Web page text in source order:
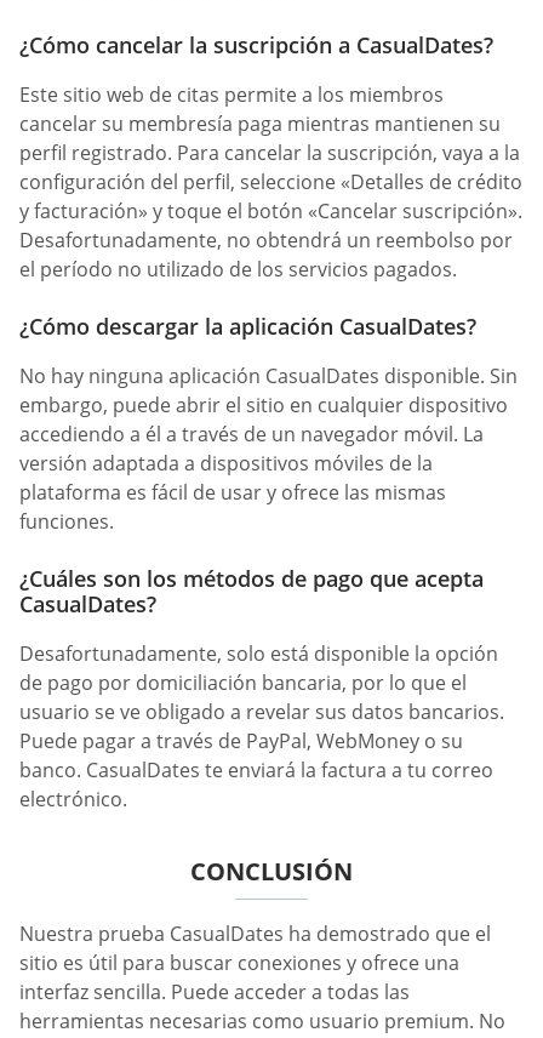
¿Cómo cancelar la suscripción a CasualDates?
Este sitio web de citas permite a los miembros
cancelar su membresía paga mientras mantienen su
perfil registrado. Para cancelar la suscripción, vaya a la
configuración del perfil, seleccione «Detalles de crédito
y facturación» y toque el botón «Cancelar suscripción».
Desafortunadamente, no obtendrá un reembolso por
el período no utilizado de los servicios pagados.
¿Cómo descargar la aplicación CasualDates?
No hay ninguna aplicación СasualDates disponible. Sin
embargo, puede abrir el sitio en cualquier dispositivo
accediendo a él a través de un navegador móvil. La
versión adaptada a dispositivos móviles de la
plataforma es fácil de usar y ofrece las mismas
funciones.
¿Cuáles son los métodos de pago que acepta
CasualDates?
Desafortunadamente, solo está disponible la opción
de pago por domiciliación bancaria, por lo que el
usuario se ve obligado a revelar sus datos bancarios.
Puede pagar a través de PayPal, WebMoney o su
banco. СasualDates te enviará la factura a tu correo
electrónico.
CONCLUSIÓN
Nuestra prueba СasualDates ha demostrado que el
sitio es útil para buscar conexiones y ofrece una
interfaz sencilla. Puede acceder a todas las
herramientas necesarias como usuario premium. No